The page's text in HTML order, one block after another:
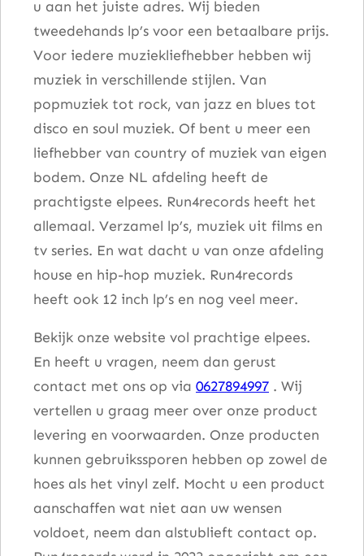
u aan het juiste adres. Wij bieden
tweedehands lp’s voor een betaalbare prijs.
Voor iedere muziekliefhebber hebben wij
muziek in verschillende stijlen. Van
popmuziek tot rock, van jazz en blues tot
disco en soul muziek. Of bent u meer een
liefhebber van country of muziek van eigen
bodem. Onze NL afdeling heeft de
prachtigste elpees. Run4records heeft het
allemaal. Verzamel lp’s, muziek uit films en
tv series. En wat dacht u van onze afdeling
house en hip-hop muziek. Run4records
heeft ook 12 inch lp’s en nog veel meer.
Bekijk onze website vol prachtige elpees.
En heeft u vragen, neem dan gerust
contact met ons op via 0627894997 . Wij
vertellen u graag meer over onze product
levering en voorwaarden. Onze producten
kunnen gebruikssporen hebben op zowel de
hoes als het vinyl zelf. Mocht u een product
aanschaffen wat niet aan uw wensen
voldoet, neem dan alstublieft contact op.